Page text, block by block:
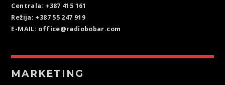
Centrala: +387 415 161
Režija: +387 55 247 919
E-MAIL: office@radiobobar.com
MARKETING